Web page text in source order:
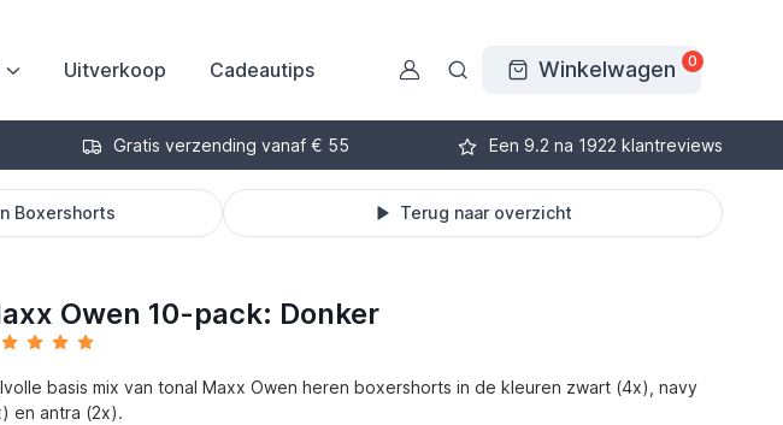
Uitverkoop Cadeautips Winkelwagen 0
Gratis verzending vanaf € 55 Een 9.2 na 1922 klantreviews
Boxershorts Terug naar overzicht
Owen 10-pack: Donker
basis mix van tonal Maxx Owen heren boxershorts in de kleuren zwart (4x), navy
en antra (2x).